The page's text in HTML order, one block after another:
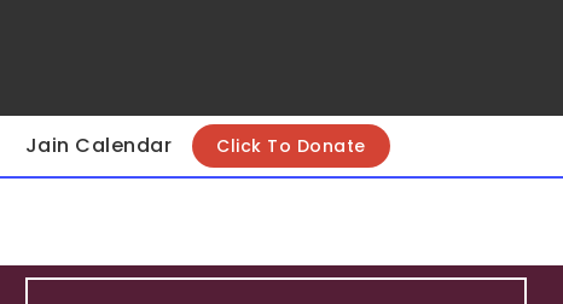
Jain Calendar Click To Donate